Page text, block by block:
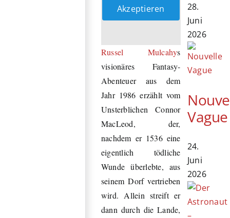
Akzeptieren
Russel Mulcahys
visionäres Fantasy-
Abenteuer aus dem
Jahr 1986 erzählt vom
Unsterblichen Connor
MacLeod, der,
nachdem er 1536 eine
eigentlich tödliche
Wunde überlebte, aus
seinem Dorf vertrieben
wird. Allein streift er
dann durch die Lande,
28.
Juni
2026
Vague
24.
Juni
2026